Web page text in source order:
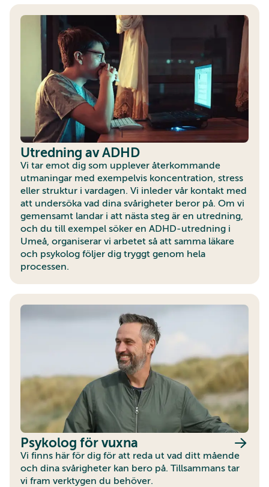
Utredning av ADHD
Vi tar emot dig som upplever återkommande
utmaningar med exempelvis koncentration, stress
eller struktur i vardagen. Vi inleder vår kontakt med
att undersöka vad dina svårigheter beror på. Om vi
gemensamt landar i att nästa steg är en utredning,
och du till exempel söker en ADHD-utredning i
Umeå, organiserar vi arbetet så att samma läkare
och psykolog följer dig tryggt genom hela
processen.
Psykolog för vuxna
Vi finns här för dig för att reda ut vad ditt mående
och dina svårigheter kan bero på. Tillsammans tar
vi fram verktygen du behöver.